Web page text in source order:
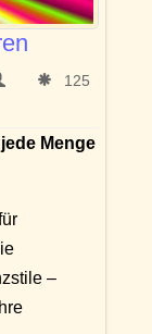
125
Menge
–